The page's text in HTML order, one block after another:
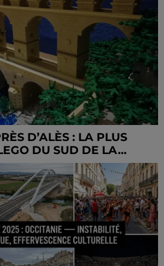
D’ALÈS : LA PLUS
DU SUD DE LA...